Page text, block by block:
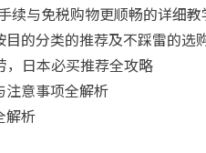
与免税购物更顺畅的详细教
的分类的推荐及不踩雷的选
日本必买推荐全攻略
意事项全解析
解析